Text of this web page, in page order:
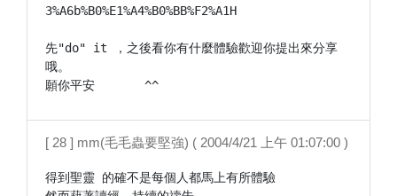
3%A6b%B0%E1%A4%B0%BB%F2%A1H
先"do" it ，之後看你有什麼體驗歡迎你提出來分享
哦。
願你平安　　　　^^
[ 28 ] mm(毛毛蟲要堅強) ( 2004/4/21 上午 01:07:00 )
得到聖靈 的確不是每個人都馬上有所體驗